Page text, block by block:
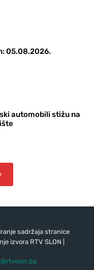
05.08.2026.
automobili stižu na
sadržaja stranice
izvora RTV SLON |